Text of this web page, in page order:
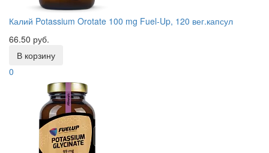
Калий Potassium Orotate 100 mg Fuel-Up, 120 вег.капсул
66.50 руб.
В корзину
0